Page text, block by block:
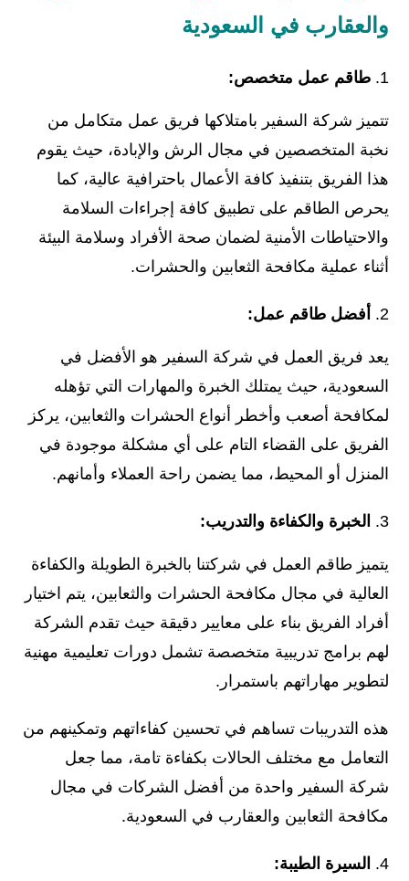
والعقارب في السعودية
طاقم عمل متخصص:
تتميز شركة السفير بامتلاكها فريق عمل متكامل من
نخبة المتخصصين في مجال الرش والإبادة، حيث يقوم
هذا الفريق بتنفيذ كافة الأعمال باحترافية عالية، كما
يحرص الطاقم على تطبيق كافة إجراءات السلامة
والاحتياطات الأمنية لضمان صحة الأفراد وسلامة البيئة
أثناء عملية مكافحة الثعابين والحشرات.
أفضل طاقم عمل:
يعد فريق العمل في شركة السفير هو الأفضل في
السعودية، حيث يمتلك الخبرة والمهارات التي تؤهله
لمكافحة أصعب وأخطر أنواع الحشرات والثعابين، يركز
الفريق على القضاء التام على أي مشكلة موجودة في
المنزل أو المحيط، مما يضمن راحة العملاء وأمانهم.
الخبرة والكفاءة والتدريب:
يتميز طاقم العمل في شركتنا بالخبرة الطويلة والكفاءة
العالية في مجال مكافحة الحشرات والثعابين، يتم اختيار
أفراد الفريق بناء على معايير دقيقة حيث تقدم الشركة
لهم برامج تدريبية متخصصة تشمل دورات تعليمية مهنية
لتطوير مهاراتهم باستمرار.
هذه التدريبات تساهم في تحسين كفاءاتهم وتمكينهم من
التعامل مع مختلف الحالات بكفاءة تامة، مما جعل
شركة السفير واحدة من أفضل الشركات في مجال
مكافحة الثعابين والعقارب في السعودية.
السيرة الطيبة: